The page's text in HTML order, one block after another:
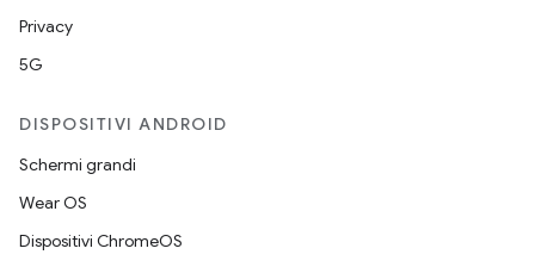
Privacy
5G
DISPOSITIVI ANDROID
Schermi grandi
Wear OS
Dispositivi ChromeOS